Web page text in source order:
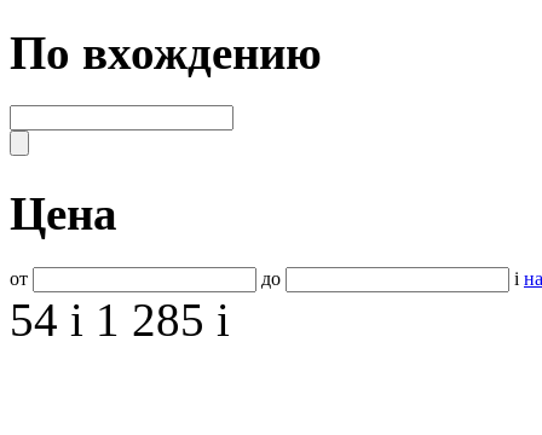
По вхождению
Цена
от до i
54 i 1 285 i